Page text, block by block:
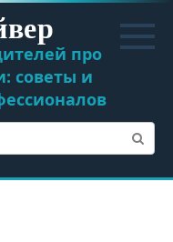
про
советы и